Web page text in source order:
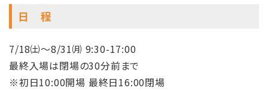
日 程
7/18㈯～8/31㈪ 9:30-17:00
最終入場は閉場の30分前まで
※初日10:00開場 最終日16:00閉場